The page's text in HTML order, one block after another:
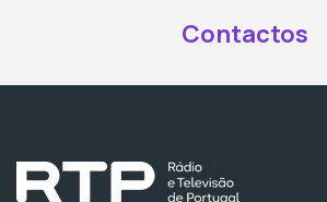
Contactos